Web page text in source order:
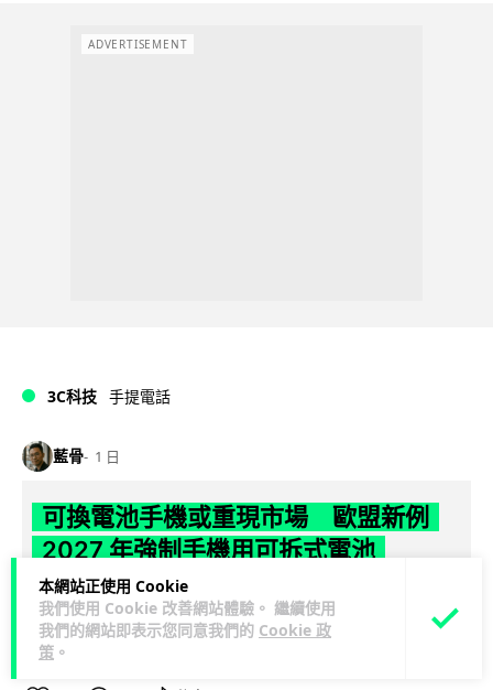
本網站正使用 Cookie
我們使用 Cookie 改善網站體驗。 繼續使用
我們的網站即表示您同意我們的 Cookie 政
策 。
ADVERTISEMENT
3C科技 手提電話
藍骨 1 日
可換電池手機或重現市場 歐盟新例
2027 年強制手機用可拆式電池
歐盟新例將於 2027 年 2 月 18 日生效，規定手機及平板電腦電
池須可由用戶自行拆換，目標是延長裝置壽命及減少電子垃
圾。現時 Sams...